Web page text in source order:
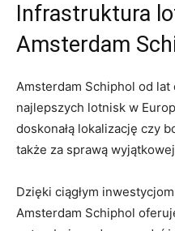
Infrastruktura
Amsterdam
Amsterdam Schiphol od
najlepszych lotnisk​ w
doskonałą lokalizację czy
także za sprawą
Dzięki ciągłym
Amsterdam Schiphol